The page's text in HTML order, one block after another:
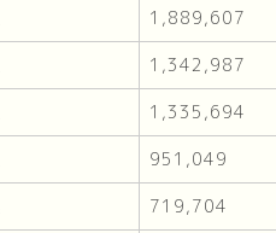
1,889,607
1,342,987
1,335,694
951,049
719,704